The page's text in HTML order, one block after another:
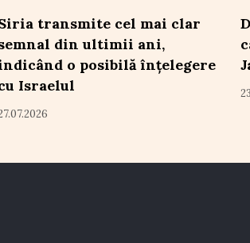
transmite cel mai clar
din ultimii ani,
o posibilă înțelegere
Israelul